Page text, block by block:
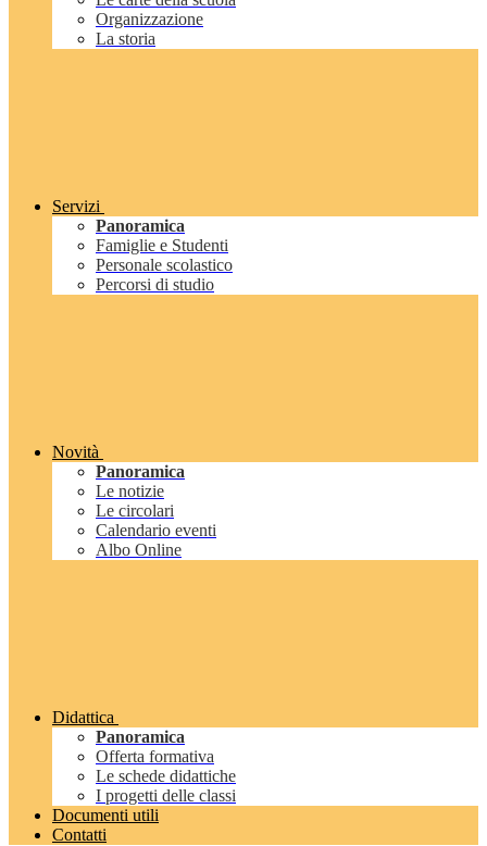
Organizzazione
La storia
Servizi
Panoramica
Famiglie e Studenti
Personale scolastico
Percorsi di studio
Novità
Panoramica
Le notizie
Le circolari
Calendario eventi
Albo Online
Didattica
Panoramica
Offerta formativa
Le schede didattiche
I progetti delle classi
Documenti utili
Contatti